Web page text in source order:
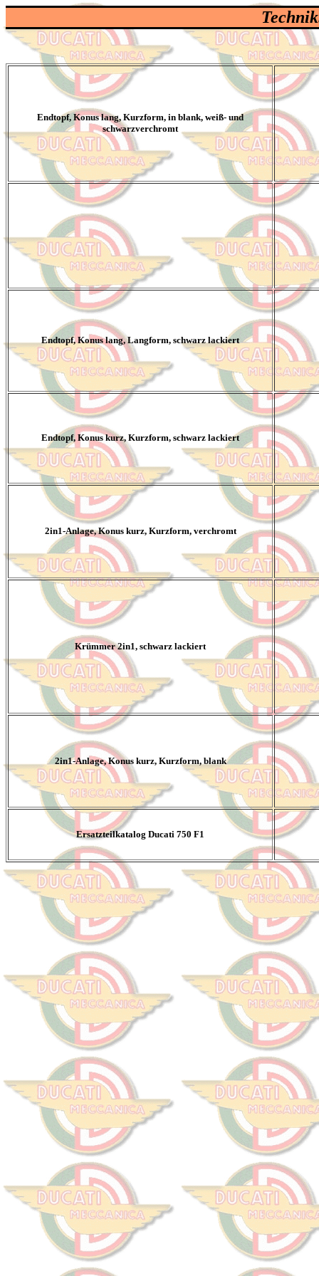
Endtopf, Konus lang, Kurzform, in blank, weiß- und
schwarzverchromt
Endtopf, Konus lang, Langform, schwarz lackiert
Endtopf, Konus kurz, Kurzform, schwarz lackiert
2in1-Anlage, Konus kurz, Kurzform, verchromt
Krümmer 2in1, schwarz lackiert
2in1-Anlage, Konus kurz, Kurzform, blank
Ersatzteilkatalog Ducati 750 F1